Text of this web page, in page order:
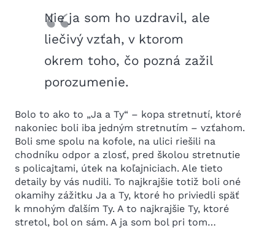
Nie ja som ho uzdravil, ale
liečivý vzťah, v ktorom
okrem toho, čo pozná zažil
porozumenie.
Bolo to ako to „Ja a Ty“ – kopa stretnutí, ktoré
nakoniec boli iba jedným stretnutím – vzťahom.
Boli sme spolu na kofole, na ulici riešili na
chodníku odpor a zlosť, pred školou stretnutie
s policajtami, útek na koľajniciach. Ale tieto
detaily by vás nudili. To najkrajšie totiž boli oné
okamihy zážitku Ja a Ty, ktoré ho priviedli späť
k mnohým ďalším Ty. A to najkrajšie Ty, ktoré
stretol, bol on sám. A ja som bol pri tom…